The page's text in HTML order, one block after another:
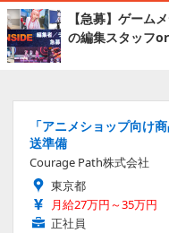
【急募】ゲーム
の編集スタッフ
「アニメショップ向け
送準備
Courage Path株式会社
東京都
月給27万円～35万円
正社員